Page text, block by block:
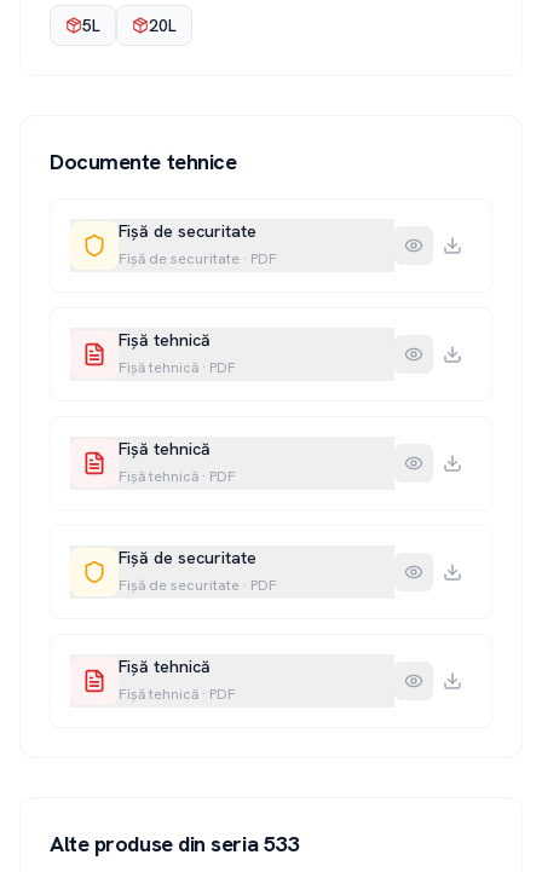
5L 20L
Documente tehnice
Fișă de securitate
Fișă de securitate · PDF
Fișă tehnică
Fișă tehnică · PDF
Fișă tehnică
Fișă tehnică · PDF
Fișă de securitate
Fișă de securitate · PDF
Fișă tehnică
Fișă tehnică · PDF
Alte produse din seria 533